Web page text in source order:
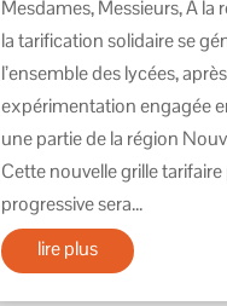
Mesdames, Messieurs, A
la tarification solidaire se
l’ensemble des lycées,
expérimentation engagée
une partie de la région
Cette nouvelle grille tarifaire
progressive sera...
lire plus